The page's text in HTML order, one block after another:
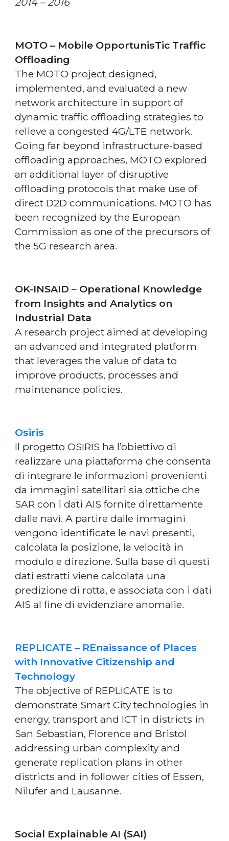
MOTO – Mobile OpportunisTic Traffic
Offloading
The MOTO project designed,
implemented, and evaluated a new
network architecture in support of
dynamic traffic offloading strategies to
relieve a congested 4G/LTE network.
Going far beyond infrastructure-based
offloading approaches, MOTO explored
an additional layer of disruptive
offloading protocols that make use of
direct D2D communications. MOTO has
been recognized by the European
Commission as one of the precursors of
the 5G research area.
OK-INSAID – Operational Knowledge
from Insights and Analytics on
Industrial Data
A research project aimed at developing
an advanced and integrated platform
that leverages the value of data to
improve products, processes and
maintenance policies.
Osiris
Il progetto OSIRIS ha l’obiettivo di
realizzare una piattaforma che consenta
di integrare le informazioni provenienti
da immagini satellitari sia ottiche che
SAR con i dati AIS fornite direttamente
dalle navi. A partire dalle immagini
vengono identificate le navi presenti,
calcolata la posizione, la velocità in
modulo e direzione. Sulla base di questi
dati estratti viene calcolata una
predizione di rotta, e associata con i dati
AIS al fine di evidenziare anomalie.
REPLICATE – REnaissance of Places
with Innovative Citizenship and
Technology
The objective of REPLICATE is to
demonstrate Smart City technologies in
energy, transport and ICT in districts in
San Sebastian, Florence and Bristol
addressing urban complexity and
generate replication plans in other
districts and in follower cities of Essen,
Nilufer and Lausanne.
Social Explainable AI (SAI)